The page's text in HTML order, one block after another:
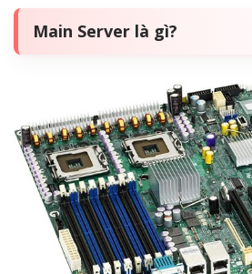
Main Server là gì?